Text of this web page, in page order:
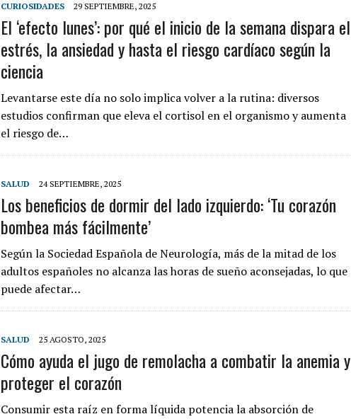
CURIOSIDADES 29 SEPTIEMBRE, 2025
El ‘efecto lunes’: por qué el inicio de la semana dispara el
estrés, la ansiedad y hasta el riesgo cardíaco según la
ciencia
Levantarse este día no solo implica volver a la rutina: diversos
estudios confirman que eleva el cortisol en el organismo y aumenta
el riesgo de…
SALUD 24 SEPTIEMBRE, 2025
Los beneficios de dormir del lado izquierdo: ‘Tu corazón
bombea más fácilmente’
Según la Sociedad Española de Neurología, más de la mitad de los
adultos españoles no alcanza las horas de sueño aconsejadas, lo que
puede afectar…
SALUD 25 AGOSTO, 2025
Cómo ayuda el jugo de remolacha a combatir la anemia y
proteger el corazón
Consumir esta raíz en forma líquida potencia la absorción de